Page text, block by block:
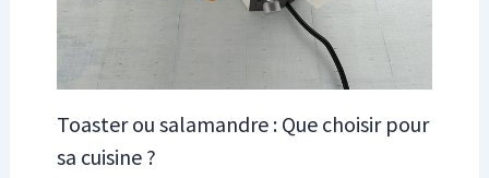
Toaster ou salamandre : Que choisir pour
sa cuisine ?